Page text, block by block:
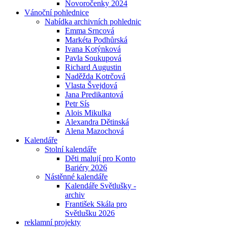
Novoročenky 2024
Vánoční pohlednice
Nabídka archivních pohlednic
Emma Srncová
Markéta Podhůrská
Ivana Kotýnková
Pavla Soukupová
Richard Augustin
Naděžda Kotrčová
Vlasta Švejdová
Jana Predikantová
Petr Sís
Alois Mikulka
Alexandra Dětinská
Alena Mazochová
Kalendáře
Stolní kalendáře
Děti malují pro Konto
Bariéry 2026
Nástěnné kalendáře
Kalendáře Světlušky -
archiv
František Skála pro
Světlušku 2026
reklamní projekty